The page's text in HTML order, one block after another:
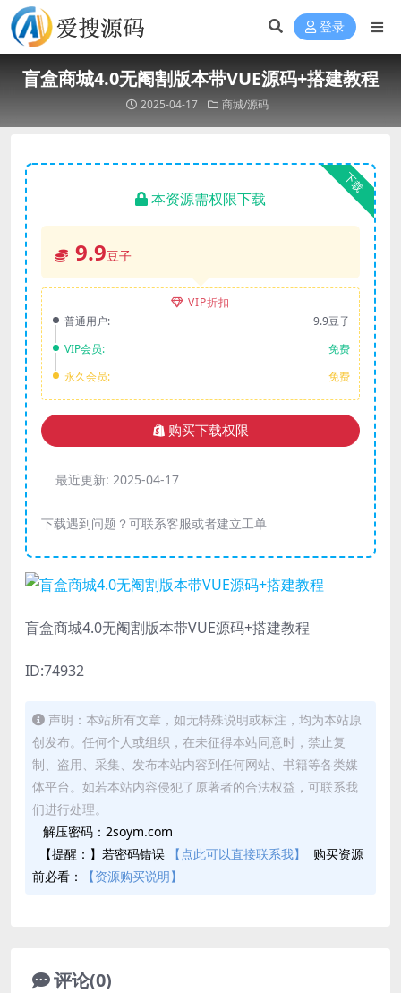
登录
盲盒商城4.0无阉割版本带VUE源码+搭建教程
2025-04-17 商城/源码
下载
本资源需权限下载
9.9豆子
VIP折扣
普通用户:
9.9豆子
VIP会员:
免费
永久会员:
免费
购买下载权限
最近更新: 2025-04-17
下载遇到问题？可联系客服或者建立工单
盲盒商城4.0无阉割版本带VUE源码+搭建教程
ID:74932
声明：本站所有文章，如无特殊说明或标注，均为本站原
创发布。任何个人或组织，在未征得本站同意时，禁止复
制、盗用、采集、发布本站内容到任何网站、书籍等各类媒
体平台。如若本站内容侵犯了原著者的合法权益，可联系我
们进行处理。
解压密码：2soym.com
【提醒：】若密码错误
【点此可以直接联系我】
购买资源
前必看：
【资源购买说明】
评论(0)